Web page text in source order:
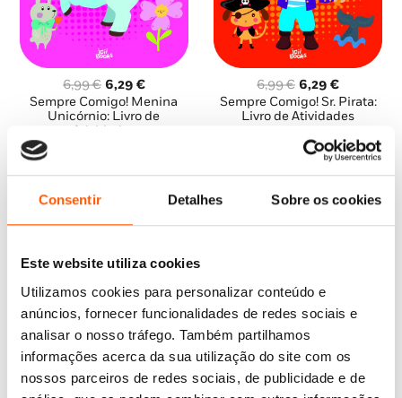
Consentir Detalhes Sobre os cookies
Este website utiliza cookies
Utilizamos cookies para personalizar conteúdo e
anúncios, fornecer funcionalidades de redes sociais e
analisar o nosso tráfego. Também partilhamos
informações acerca da sua utilização do site com os
nossos parceiros de redes sociais, de publicidade e de
6,99€ O
preço
original
6,29 €O
preço
atual
Sempre Comigo! Menina
Unicórnio: Livro de
Atividades
6,99€ O
preço
original
6,99 €.
6,29€O
preço
atual
6,29 €.
Sempre Comigo! Sr. Pirata:
Livro de Atividades